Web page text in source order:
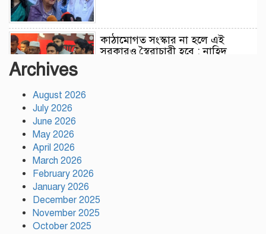
কাঠামোগত সংস্কার না হলে এই
সরকারও স্বৈরাচারী হবে : নাহিদ
Archives
August 2026
July 2026
June 2026
May 2026
April 2026
March 2026
February 2026
January 2026
December 2025
November 2025
October 2025